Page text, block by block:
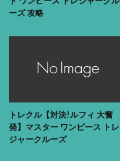
ーズ 攻略
トレクル【対決!ルフィ 大奮
発】マスター ワンピース トレ
ジャークルーズ